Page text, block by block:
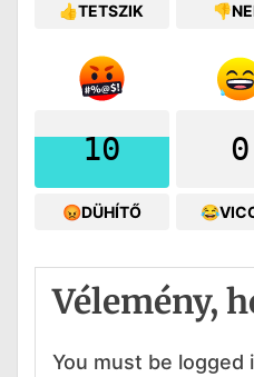
👍TETSZIK
10
😡DÜHÍTŐ
0
Vélemény,
You must be logged